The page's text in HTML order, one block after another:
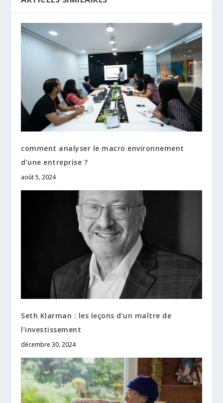
comment analyser le macro environnement
d’une entreprise ?
août 5, 2024
Seth Klarman : les leçons d’un maître de
l’investissement
décembre 30, 2024